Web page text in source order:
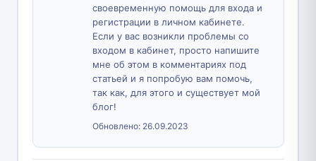
своевременную помощь для входа и
регистрации в личном кабинете.
Если у вас возникли проблемы со
входом в кабинет, просто напишите
мне об этом в комментариях под
статьей и я попробую вам помочь,
так как, для этого и существует мой
блог!
Обновлено: 26.09.2023